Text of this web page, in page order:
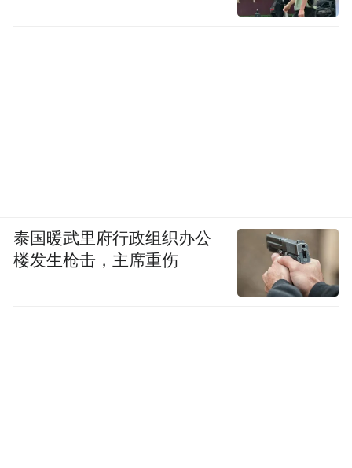
泰国暖武里府行政组织办公
楼发生枪击，主席重伤